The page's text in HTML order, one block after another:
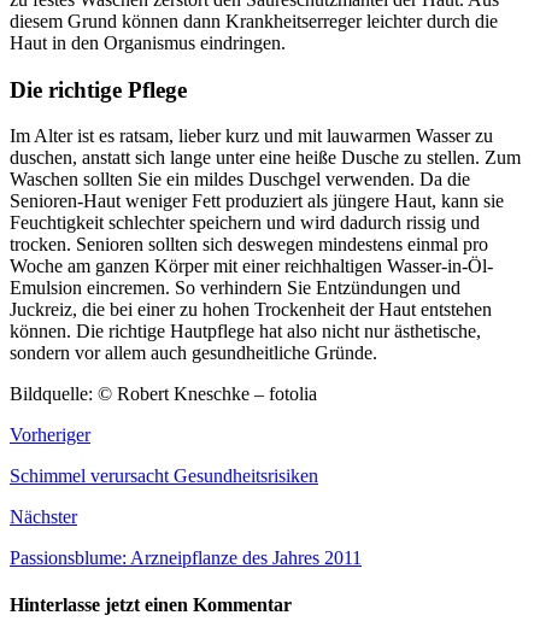
diesem Grund können dann Krankheitserreger leichter durch die
Haut in den Organismus eindringen.
Die richtige Pflege
Im Alter ist es ratsam, lieber kurz und mit lauwarmen Wasser zu
duschen, anstatt sich lange unter eine heiße Dusche zu stellen. Zum
Waschen sollten Sie ein mildes Duschgel verwenden. Da die
Senioren-Haut weniger Fett produziert als jüngere Haut, kann sie
Feuchtigkeit schlechter speichern und wird dadurch rissig und
trocken. Senioren sollten sich deswegen mindestens einmal pro
Woche am ganzen Körper mit einer reichhaltigen Wasser-in-Öl-
Emulsion eincremen. So verhindern Sie Entzündungen und
Juckreiz, die bei einer zu hohen Trockenheit der Haut entstehen
können. Die richtige Hautpflege hat also nicht nur ästhetische,
sondern vor allem auch gesundheitliche Gründe.
Bildquelle: © Robert Kneschke – fotolia
Vorheriger
Schimmel verursacht Gesundheitsrisiken
Nächster
Passionsblume: Arzneipflanze des Jahres 2011
Hinterlasse jetzt einen Kommentar